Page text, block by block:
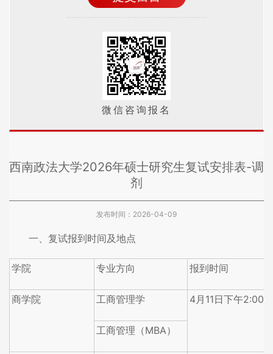
微信咨询报名
西南政法大学2026年硕士研究生复试安排表-调
剂
发布时间：2026-04-09
一、复试报到时间及地点
学院 专业方向 报到时间
商学院 工商管理学 4月11日下午2:00-
工商管理（MBA）